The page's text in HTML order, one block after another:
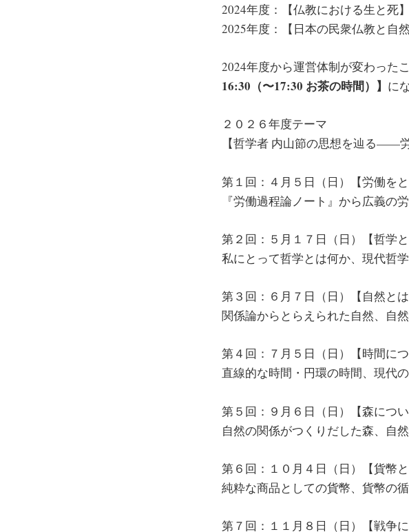
2024年度：【仏教における生と死】
2025年度：【日本の民衆仏教と自然
2024年度から運営体制が変わった
16:30（〜17:30 お茶の時間）】 に
２０２６年度テーマ
【哲学者 内山節の思想を辿る——
第１回：４月５日（日）【労働をと
『労働過程論ノート』から広義の
第２回：５月１７日（日）【哲学と
私にとって哲学とは何か、現代哲
第３回：６月７日（日）【自然とは
関係論からとらえられた自然、自
第４回：７月５日（日）【時間につ
直線的な時間・円環の時間、現代
第５回：９月６日（日）【森につい
自然の関係がつくりだした森、自
第６回：１０月４日（日）【貨幣と
純粋な商品としての貨幣、貨幣の
第７回：１１月８日（日）【戦争に